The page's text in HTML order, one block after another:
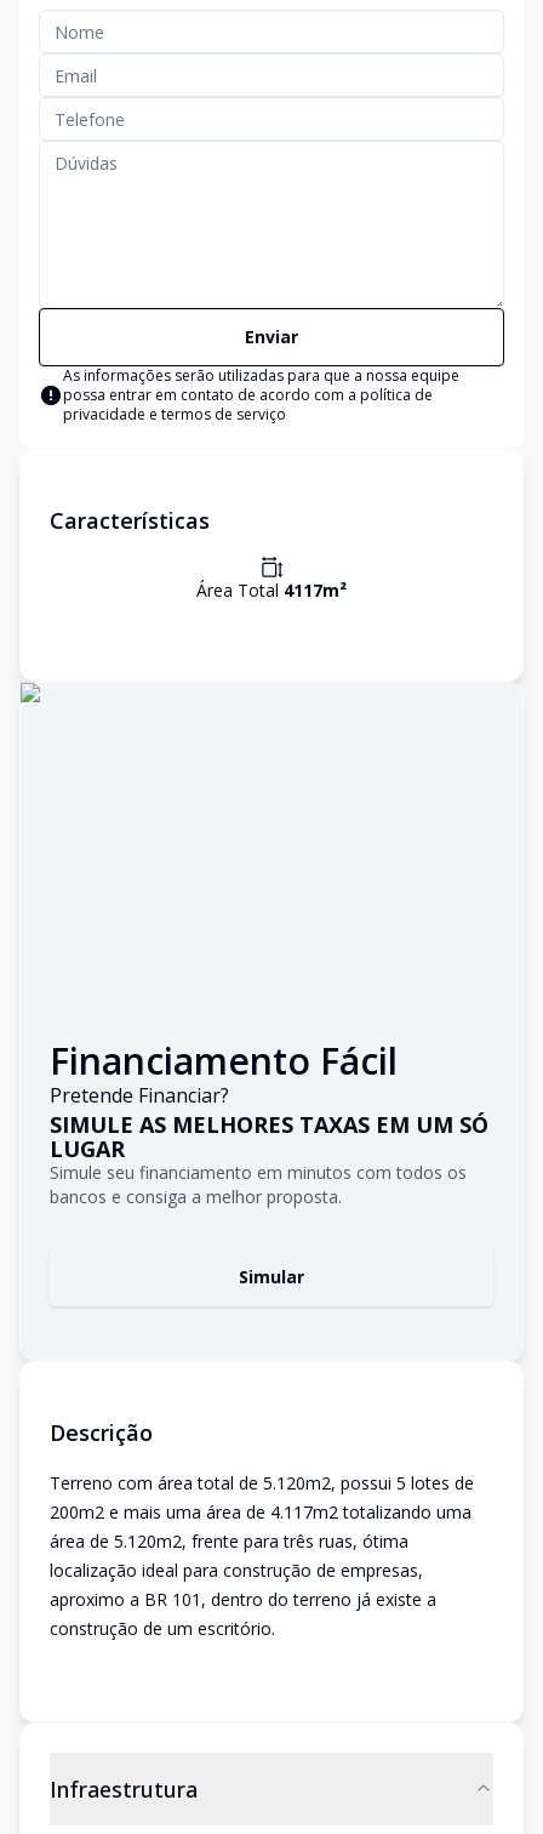
Enviar
As informações serão utilizadas para que a nossa equipe
possa entrar em contato de acordo com a política de
privacidade e termos de serviço
Características
Área Total 4117m²
Financiamento Fácil
Pretende Financiar?
SIMULE AS MELHORES TAXAS EM UM SÓ
LUGAR
Simule seu financiamento em minutos com todos os
bancos e consiga a melhor proposta.
Simular
Descrição
Terreno com área total de 5.120m2, possui 5 lotes de
200m2 e mais uma área de 4.117m2 totalizando uma
área de 5.120m2, frente para três ruas, ótima
localização ideal para construção de empresas,
aproximo a BR 101, dentro do terreno já existe a
construção de um escritório.
Infraestrutura